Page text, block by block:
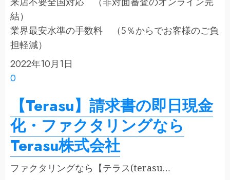
結）
業界最安水準の手数料 （5％からでお客様のご負
担軽減）
2022年10月1日
0
【Terasu】請求書の即日現金
化・ファクタリングなら
Terasu株式会社
ファクタリングなら【テラス(terasu…